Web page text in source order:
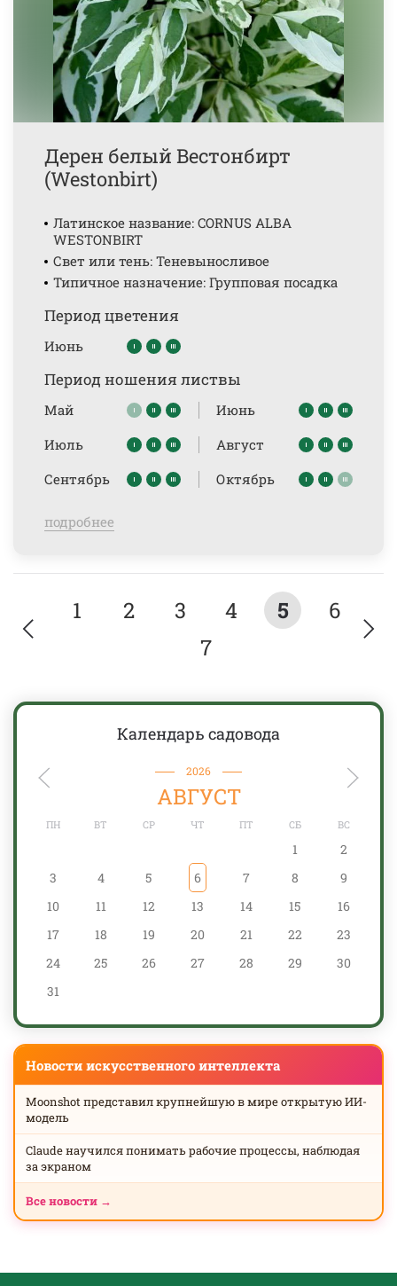
Дерен белый Вестонбирт
(Westonbirt)
Латинское название: CORNUS ALBA
WESTONBIRT
Свет или тень: Теневыносливое
Типичное назначение: Групповая посадка
Период цветения
Июнь
Период ношения листвы
Май
Июнь
Июль
Август
Сентябрь
Октябрь
подробнее
1 2 3 4 5
6
7
Календарь садовода
2026
АВГУСТ
ПН ВТ СР ЧТ ПТ СБ ВС
1
2
3
4 5 6 7 8
9
10
11 12 13 14 15
16
17
18 19 20 21 22
23
24
25 26 27 28 29
30
31
Новости искусственного интеллекта
Moonshot представил крупнейшую в мире открытую ИИ-
модель
Claude научился понимать рабочие процессы, наблюдая
за экраном
Все новости →